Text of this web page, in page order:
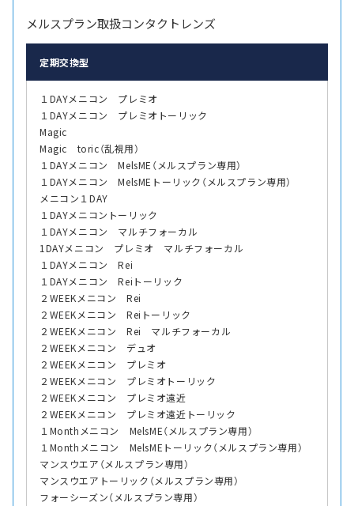
メルスプラン取扱コンタクトレンズ
定期交換型
１DAYメニコン プレミオ
１DAYメニコン プレミオトーリック
Magic
Magic toric（乱視用）
１DAYメニコン MelsME（メルスプラン専用）
１DAYメニコン MelsMEトーリック（メルスプラン専用）
メニコン１DAY
１DAYメニコントーリック
１DAYメニコン マルチフォーカル
1DAYメニコン プレミオ マルチフォーカル
１DAYメニコン Rei
１DAYメニコン Reiトーリック
２WEEKメニコン Rei
２WEEKメニコン Reiトーリック
２WEEKメニコン Rei マルチフォーカル
２WEEKメニコン デュオ
２WEEKメニコン プレミオ
２WEEKメニコン プレミオトーリック
２WEEKメニコン プレミオ遠近
２WEEKメニコン プレミオ遠近トーリック
１Monthメニコン MelsME（メルスプラン専用）
１Monthメニコン MelsMEトーリック（メルスプラン専用）
マンスウエア（メルスプラン専用）
マンスウエアトーリック（メルスプラン専用）
フォーシーズン（メルスプラン専用）